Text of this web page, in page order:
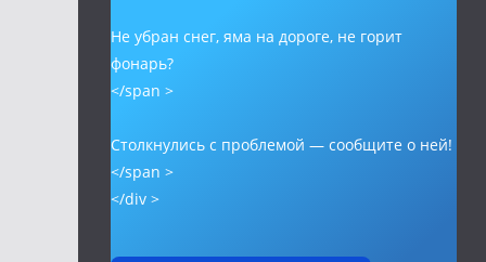
Не убран снег, яма на дороге, не горит
фонарь?
</span >
Столкнулись с проблемой — сообщите о ней!
</span >
</div >